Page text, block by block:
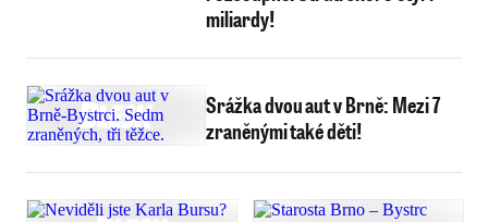
miliardy!
Srážka dvou aut v Brně: Mezi 7
zraněnými také děti!